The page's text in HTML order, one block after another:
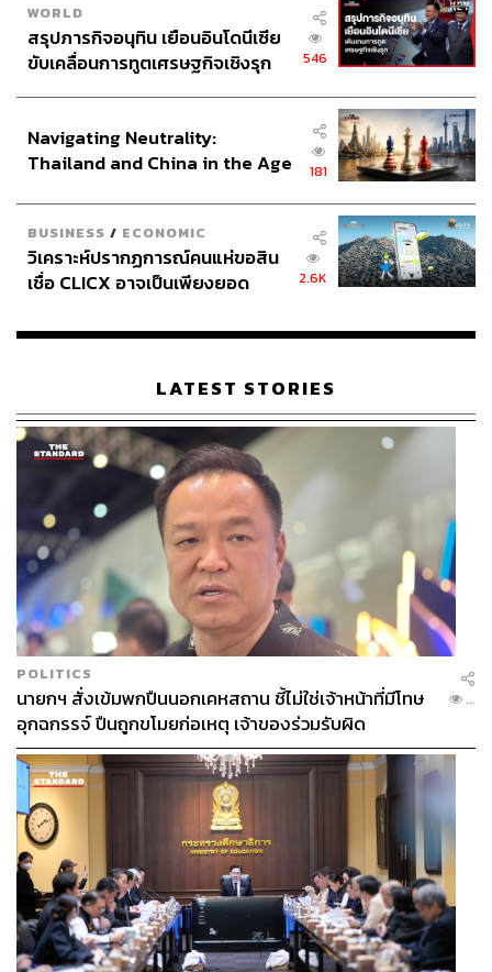
WORLD
สรุปภารกิจอนุทิน เยือนอินโดนีเซีย
ขับเคลื่อนการทูตเศรษฐกิจเชิงรุก
546
Navigating Neutrality:
Thailand and China in the Age
181
BUSINESS / ECONOMIC
วิเคราะห์ปรากฏการณ์คนแห่ขอสิน
เชื่อ CLICX อาจเป็นเพียงยอด
เรือนไทยที่ถูกซุกไว้
2.6K
LATEST STORIES
POLITICS
นายกฯ สั่งเข้มพกปืนนอกเคหสถาน ชี้ไม่ใช่เจ้าหน้าที่มีโทษ
อุกฉกรรจ์ ปืนถูกขโมยก่อเหตุ เจ้าของร่วมรับผิด
...